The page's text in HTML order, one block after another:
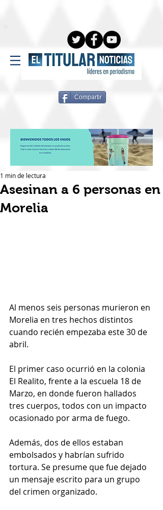
Compartir
Asesinan a 6 personas en
Morelia
1 min de lectura
Al menos seis personas murieron en
Morelia en tres hechos distintos
cuando recién empezaba este 30 de
abril.
El primer caso ocurrió en la colonia
El Realito, frente a la escuela 18 de
Marzo, en donde fueron hallados
tres cuerpos, todos con un impacto
ocasionado por arma de fuego.
Además, dos de ellos estaban
embolsados y habrían sufrido
tortura. Se presume que fue dejado
un mensaje escrito para un grupo
del crimen organizado.